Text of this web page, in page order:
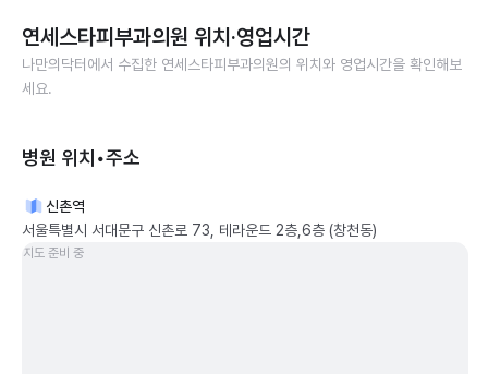
연세스타피부과의원 위치·영업시간
나만의닥터에서 수집한 연세스타피부과의원의 위치와 영업시간을 확인해보
세요.
병원 위치•주소
신촌역
서울특별시 서대문구 신촌로 73, 테라운드 2층,6층 (창천동)
지도 준비 중